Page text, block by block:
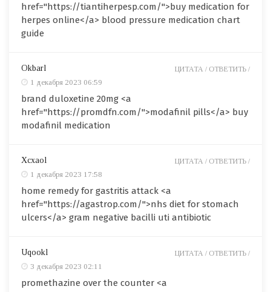
href="https://tiantiherpesp.com/">buy medication for
herpes online</a> blood pressure medication chart
guide
Okbarl
1 декабря 2023 06:59
brand duloxetine 20mg <a
href="https://promdfn.com/">modafinil pills</a> buy
modafinil medication
ЦИТАТА / ОТВЕТИТЬ /
Xcxaol
1 декабря 2023 17:58
home remedy for gastritis attack <a
href="https://agastrop.com/">nhs diet for stomach
ulcers</a> gram negative bacilli uti antibiotic
ЦИТАТА / ОТВЕТИТЬ /
Uqookl
3 декабря 2023 02:11
promethazine over the counter <a
ЦИТАТА / ОТВЕТИТЬ /